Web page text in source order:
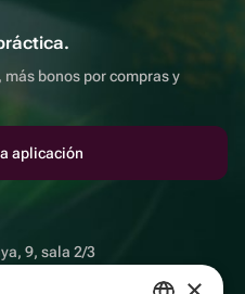
bonos por compras y
aplicación
9, sala 2/3